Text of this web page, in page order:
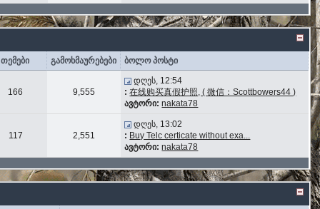
თემები გამოხმაურებები
ბოლო პოსტი
166 9,555
დღეს, 12:54
: 在线购买真假护照, ( 微信：Scottbowers44 )
ავტორი: nakata78
117 2,551
დღეს, 13:02
: Buy Telc certicate without exa...
ავტორი: nakata78